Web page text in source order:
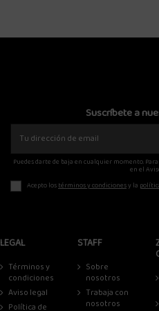
Suscríbete a
Puedes darte de baja en cualquier momento.
en el
Acepto lostérminos y condicionesy la
LEGAL
Términos y
condiciones
Aviso legal
Política de
STAFF
Sobre
nosotros
Trabaja con
nosotros